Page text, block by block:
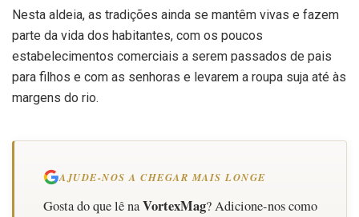
Nesta aldeia, as tradições ainda se mantêm vivas e fazem
parte da vida dos habitantes, com os poucos
estabelecimentos comerciais a serem passados de pais
para filhos e com as senhoras e levarem a roupa suja até às
margens do rio.
AJUDE-NOS A CHEGAR MAIS LONGE
Gosta do que lê naVortexMag? Adicione-nos como